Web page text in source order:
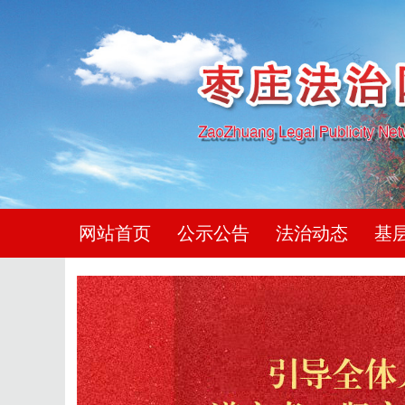
网站首页 公示公告 法治动态 基